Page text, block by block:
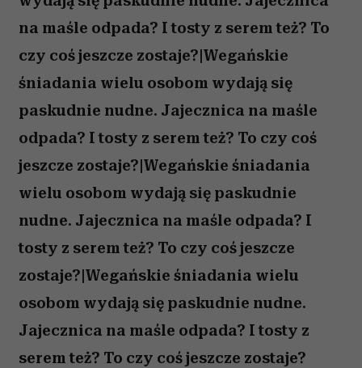
na maśle odpada? I tosty z serem też? To
czy coś jeszcze zostaje?|Wegańskie
śniadania wielu osobom wydają się
paskudnie nudne. Jajecznica na maśle
odpada? I tosty z serem też? To czy coś
jeszcze zostaje?|Wegańskie śniadania
wielu osobom wydają się paskudnie
nudne. Jajecznica na maśle odpada? I
tosty z serem też? To czy coś jeszcze
zostaje?|Wegańskie śniadania wielu
osobom wydają się paskudnie nudne.
Jajecznica na maśle odpada? I tosty z
serem też? To czy coś jeszcze zostaje?